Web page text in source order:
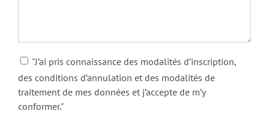
"J’ai pris connaissance des modalités d’inscription,
des conditions d’annulation et des modalités de
traitement de mes données et j’accepte de m’y
conformer."